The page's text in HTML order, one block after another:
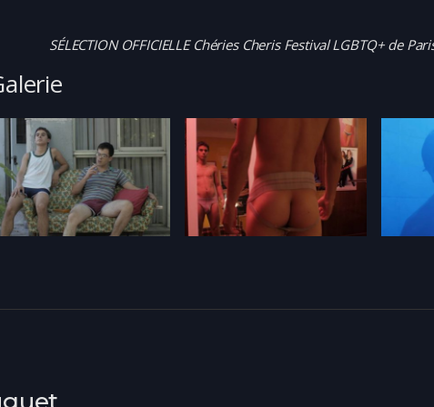
SÉLECTION OFFICIELLE Chéries Cheris Festival LGBTQ+ de